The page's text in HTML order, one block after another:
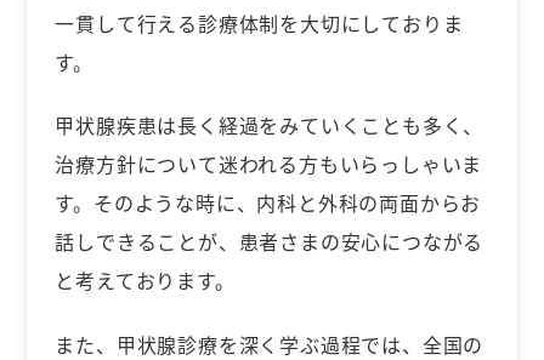
一貫して行える診療体制を大切にしておりま
す。
甲状腺疾患は長く経過をみていくことも多く、
治療方針について迷われる方もいらっしゃいま
す。そのような時に、内科と外科の両面からお
話しできることが、患者さまの安心につながる
と考えております。
また、甲状腺診療を深く学ぶ過程では、全国の